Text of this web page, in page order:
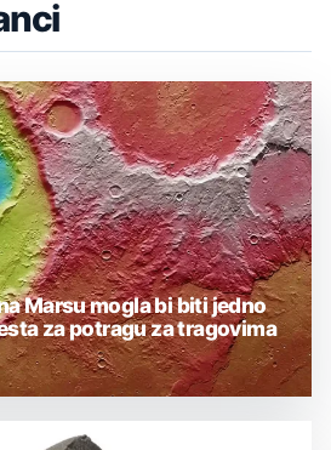
Marsu mogla bi biti jedno
za potragu za tragovima